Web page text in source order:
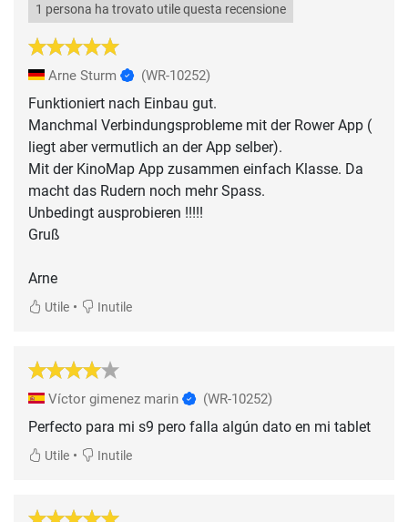
1 persona ha trovato utile questa recensione
Arne Sturm (WR-10252)
Funktioniert nach Einbau gut.
Manchmal Verbindungsprobleme mit der Rower App (
liegt aber vermutlich an der App selber).
Mit der KinoMap App zusammen einfach Klasse. Da
macht das Rudern noch mehr Spass.
Unbedingt ausprobieren !!!!!
Gruß
Arne
Utile • Inutile
Víctor gimenez marin (WR-10252)
Perfecto para mi s9 pero falla algún dato en mi tablet
Utile • Inutile